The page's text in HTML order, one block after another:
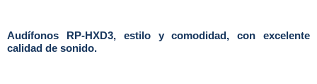
Audífonos RP-HXD3, estilo y comodidad, con excelente
calidad de sonido.